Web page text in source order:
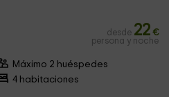
desde 22 €
persona y noche
Máximo 2 huéspedes
4 habitaciones